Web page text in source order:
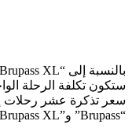
“Brupass” و”Brupass XL” دون تغيير.